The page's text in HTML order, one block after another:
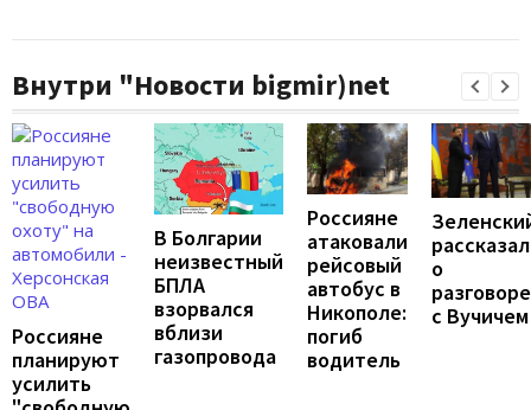
Внутри "Новости bigmir)net
Россияне
планируют
усилить
В Болгарии
неизвестный
БПЛА
взорвался
вблизи
газопровода
Россияне
атаковали
рейсовый
автобус в
Никополе:
погиб
водитель
рассказал
о
разговоре
с Вучичем